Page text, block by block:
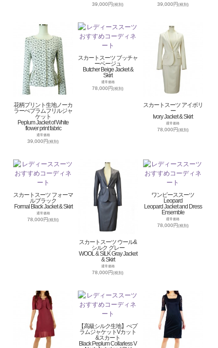
39,000円(税別) 39,000円(税別)
花柄プリント生地ノーカ
ラーぺプラムフリルジャ
ケット
Peplum Jacket of White
flower print fabric
通常価格
39,000円(税別)
スカートスーツ ブッチャ
ーベージュ
Butcher Beige Jacket &
Skirt
通常価格
78,000円(税別)
スカートスーツ アイボリ
ー
Ivory Jacket & Skirt
通常価格
78,000円(税別)
スカートスーツ フォーマ
ルブラック
Formal Black Jacket & Skirt
通常価格
78,000円(税別)
スカートスーツ ウール&
シルク グレー
WOOL & SILK Gray Jacket
& Skirt
通常価格
78,000円(税別)
ワンピーススーツ
Leopard
Leopard Jacket and Dress
Ensemble
通常価格
78,000円(税別)
【高級シルク生地】ぺプ
ラムジャケットVカット
&スカート
Black Peplum Collarless V